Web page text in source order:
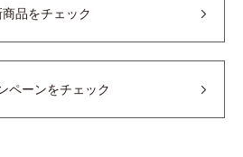
商品をチェック
ペーンをチェック